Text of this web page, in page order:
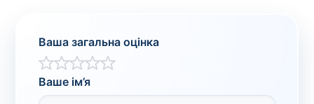
Ваша загальна оцінка
Ваше ім’яВсього: